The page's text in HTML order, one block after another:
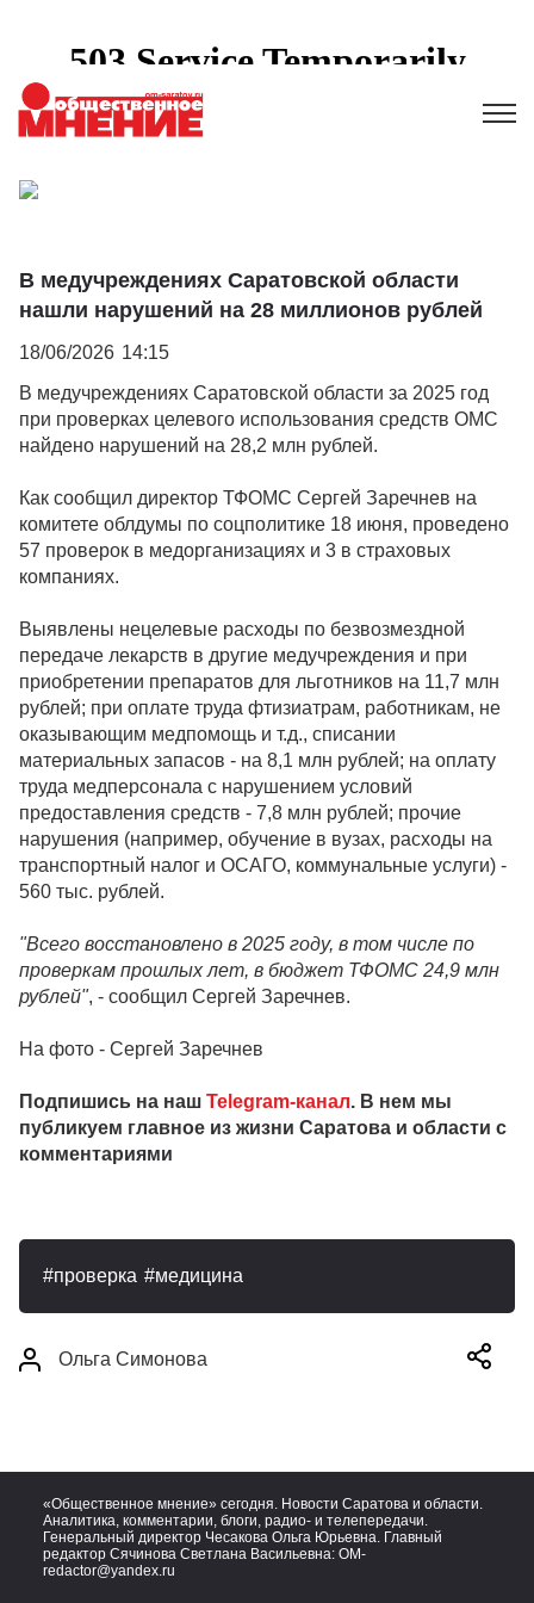
В медучреждениях Саратовской области
нашли нарушений на 28 миллионов рублей
18/06/2026 14:15
В медучреждениях Саратовской области за 2025 год
при проверках целевого использования средств ОМС
найдено нарушений на 28,2 млн рублей.
Как сообщил директор ТФОМС Сергей Заречнев на
комитете облдумы по соцполитике 18 июня, проведено
57 проверок в медорганизациях и 3 в страховых
компаниях.
Выявлены нецелевые расходы по безвозмездной
передаче лекарств в другие медучреждения и при
приобретении препаратов для льготников на 11,7 млн
рублей; при оплате труда фтизиатрам, работникам, не
оказывающим медпомощь и т.д., списании
материальных запасов - на 8,1 млн рублей; на оплату
труда медперсонала с нарушением условий
предоставления средств - 7,8 млн рублей; прочие
нарушения (например, обучение в вузах, расходы на
транспортный налог и ОСАГО, коммунальные услуги) -
560 тыс. рублей.
"Всего восстановлено в 2025 году, в том числе по
проверкам прошлых лет, в бюджет ТФОМС 24,9 млн
рублей", - сообщил Сергей Заречнев.
На фото - Сергей Заречнев
Подпишись на наш Telegram-канал. В нем мы
публикуем главное из жизни Саратова и области с
комментариями
проверка медицина
Ольга Симонова
«Общественное мнение» сегодня. Новости Саратова и области.
Аналитика, комментарии, блоги, радио- и телепередачи.
Генеральный директор Чесакова Ольга Юрьевна. Главный
редактор Сячинова Светлана Васильевна: OM-
redactor@yandex.ru